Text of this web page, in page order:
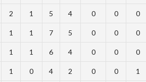
2 1 5 4 0 0 0
1 1 7 5 0 0 0
1 1 6 4 0 0 0
1 0 4 2 0 0 1